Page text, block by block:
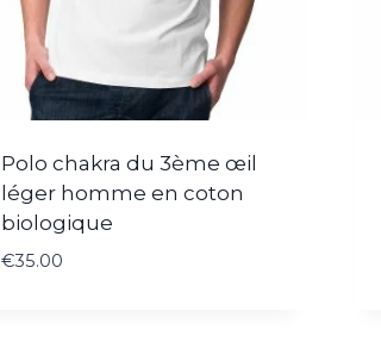
Polo chakra du 3ème œil
léger homme en coton
biologique
€35.00